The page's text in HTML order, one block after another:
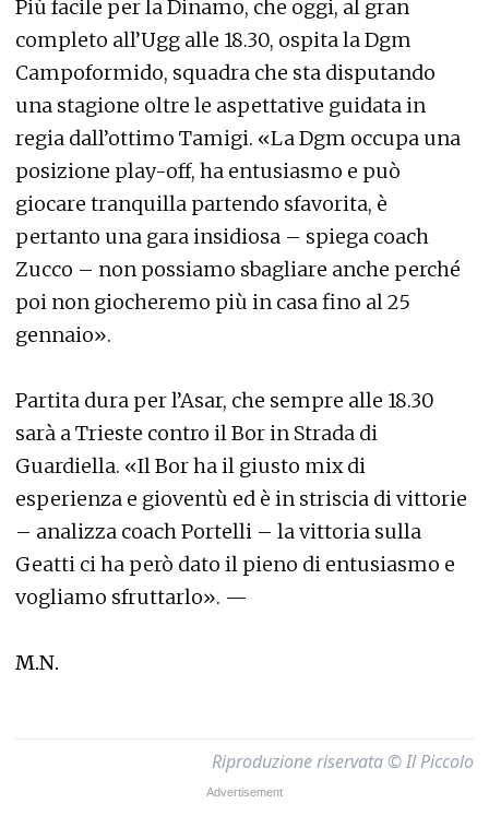
Più facile per la Dinamo, che oggi, al gran
completo all’Ugg alle 18.30, ospita la Dgm
Campoformido, squadra che sta disputando
una stagione oltre le aspettative guidata in
regia dall’ottimo Tamigi. «La Dgm occupa una
posizione play-off, ha entusiasmo e può
giocare tranquilla partendo sfavorita, è
pertanto una gara insidiosa – spiega coach
Zucco – non possiamo sbagliare anche perché
poi non giocheremo più in casa fino al 25
gennaio».
Partita dura per l’Asar, che sempre alle 18.30
sarà a Trieste contro il Bor in Strada di
Guardiella. «Il Bor ha il giusto mix di
esperienza e gioventù ed è in striscia di vittorie
– analizza coach Portelli – la vittoria sulla
Geatti ci ha però dato il pieno di entusiasmo e
vogliamo sfruttarlo». —
M.N.
Riproduzione riservata © Il Piccolo